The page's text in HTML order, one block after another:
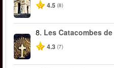
4.5 (8)
8. Les Catacombes
4.3 (7)